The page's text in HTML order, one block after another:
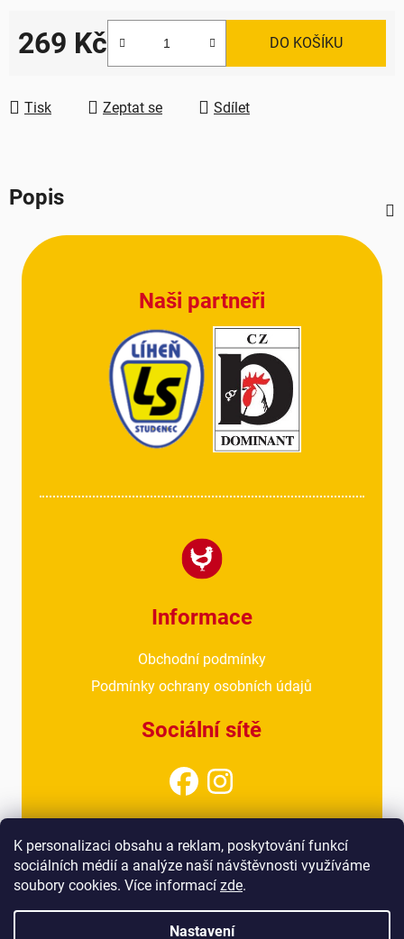
K personalizaci obsahu a reklam, poskytování funkcí
sociálních médií a analýze naší návštěvnosti využíváme
soubory cookies. Více informací zde.
Nastavení
269 Kč DO KOŠÍKU
Tisk Zeptat se Sdílet
Popis
Naši partneři
Informace
Obchodní podmínky
Podmínky ochrany osobních údajů
Sociální sítě
info@drubezarnahoresovice.cz